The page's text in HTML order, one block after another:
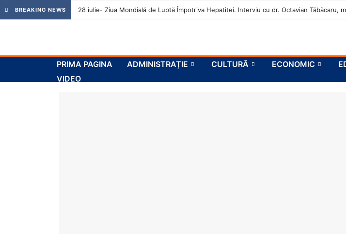
BREAKING NEWS 28 iulie- Ziua Mondială de Luptă Împotriva Hepatitei. Interviu cu dr. Octavian
PRIMA PAGINA ADMINISTRAȚIE CULTURĂ ECONOMIC
VIDEO